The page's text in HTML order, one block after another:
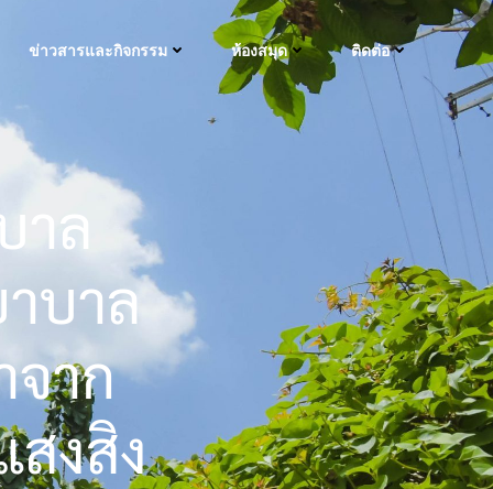
ข่าวสารและกิจกรรม ห้องสมุด ติดต่อ
าล
บาล
จาก
งสิง